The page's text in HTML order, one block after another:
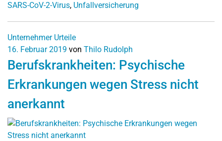
SARS-CoV-2-Virus, Unfallversicherung
Unternehmer Urteile
16. Februar 2019 von Thilo Rudolph
Berufskrankheiten: Psychische
Erkrankungen wegen Stress nicht
anerkannt